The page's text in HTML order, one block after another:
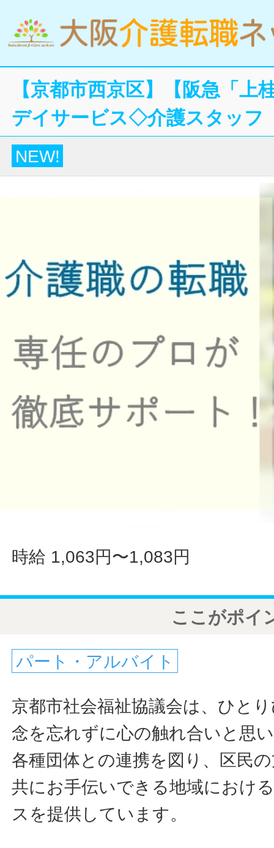
【京都市西京区】【阪急「上
デイサービス◇介護スタッフ
NEW!
時給 1,063円〜1,083円
ここがポイ
パート・アルバイト
京都市社会福祉協議会は、ひと
念を忘れずに心の触れ合いと思
各種団体との連携を図り、区民
共にお手伝いできる地域におけ
スを提供しています。